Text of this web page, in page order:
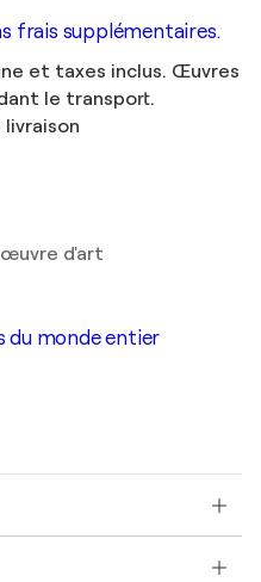
frais supplémentaires.
et taxes inclus. Œuvres
le transport.
livraison
œuvre d'art
du monde entier